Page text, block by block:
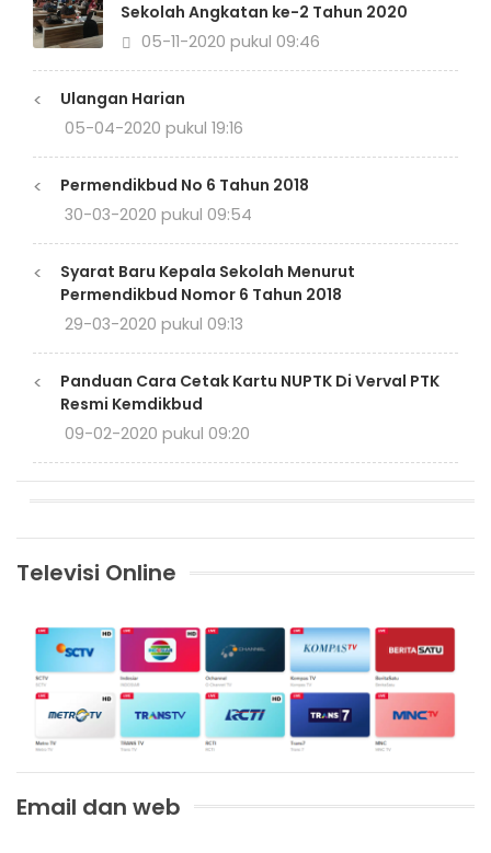
Sekolah Angkatan ke-2 Tahun 2020
05-11-2020 pukul 09:46
<
Ulangan Harian
05-04-2020 pukul 19:16
<
Permendikbud No 6 Tahun 2018
30-03-2020 pukul 09:54
<
Syarat Baru Kepala Sekolah Menurut
Permendikbud Nomor 6 Tahun 2018
29-03-2020 pukul 09:13
<
Panduan Cara Cetak Kartu NUPTK Di Verval PTK
Resmi Kemdikbud
09-02-2020 pukul 09:20
Televisi Online
Email dan web